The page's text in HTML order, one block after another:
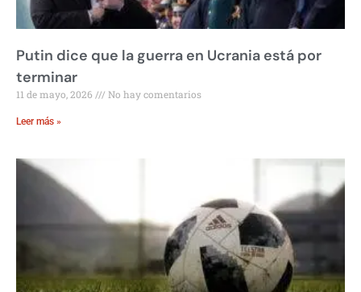
Putin dice que la guerra en Ucrania está por
terminar
11 de mayo, 2026 No hay comentarios
Leer más »